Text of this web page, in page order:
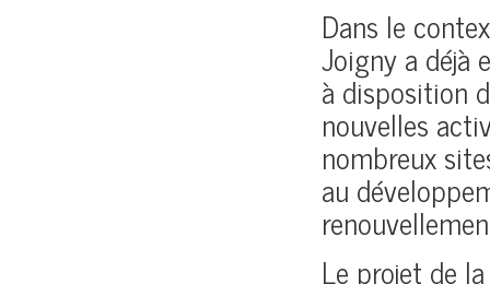
Dans le
Joigny a déjà
à disposition
nouvelles
nombreux
au
Le projet de